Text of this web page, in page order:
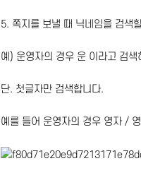
5. 쪽지를 보낼 때 닉네임을 검색
예) 운영자의 경우 운 이라고 검
단. 첫글자만 검색합니다.
예를 들어 운영자의 경우 영자 /